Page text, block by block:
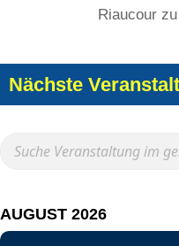
Riaucour
Nächste
AUGUST 2026